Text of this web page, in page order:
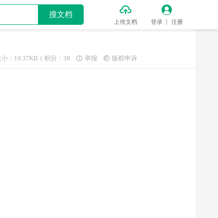
搜文档 
上传文档

登录 注册
小：19.37KB 积分：38  举报  版权申诉